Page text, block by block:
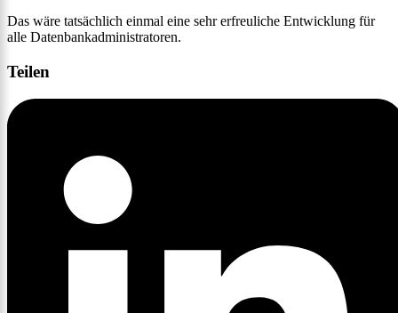
Das wäre tatsächlich einmal eine sehr erfreuliche Entwicklung für
alle Datenbankadministratoren.
Teilen